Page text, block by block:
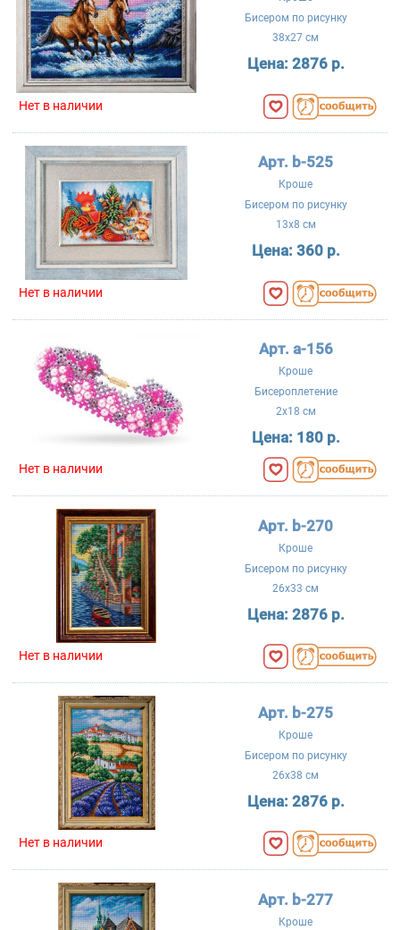
Бисером по рисунку
38x27 см
Цена: 2876 р.
Нет в наличии
Арт. b-525
Кроше
Бисером по рисунку
13x8 см
Цена: 360 р.
Нет в наличии
Арт. a-156
Кроше
Бисероплетение
2x18 см
Цена: 180 р.
Нет в наличии
Арт. b-270
Кроше
Бисером по рисунку
26x33 см
Цена: 2876 р.
Нет в наличии
Арт. b-275
Кроше
Бисером по рисунку
26x38 см
Цена: 2876 р.
Нет в наличии
Арт. b-277
Кроше